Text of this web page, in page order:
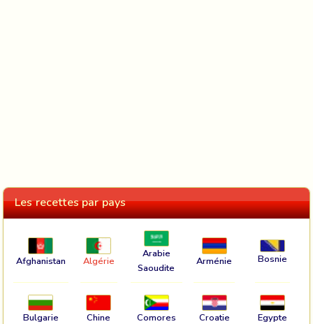
Les recettes par pays
Afghanistan Algérie
Arabie
Saoudite
Arménie Bosnie
Bulgarie Chine Comores Croatie Egypte